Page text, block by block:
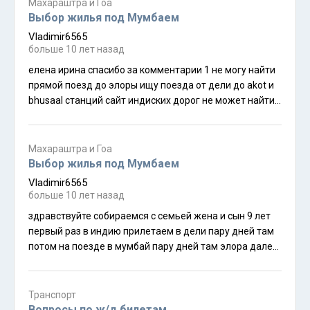
Махараштра и Гоа
Выбор жилья под Мумбаем
Vladimir6565
больше 10 лет назад
елена ирина спасибо за комментарии 1 не могу найти
прямой поезд до элоры ищу поезда от дели до akot и
bhusaal станций сайт индиских дорог не может найти
обыскался в интернете но не нашел сайт морских
пассажирских перевозок нашел только общую инфо
что ходят судна на воздушной подушке и катера из
мумбая до панаджи конкретики про паромы от
отправления прибытия стоиомсть может вы
подскажите где найти инфу 3 по жилью нас бы
устроила комната на троих с кухней и сан узлом как
подходит то есть нам нужен отель или апартаменты
Махараштра и Гоа
Выбор жилья под Мумбаем
Vladimir6565
больше 10 лет назад
здравствуйте собираемся с семьей жена и сын 9 лет
первый раз в индию прилетаем в дели пару дней там
потом на поезде в мумбай пару дней там элора далее
букинг ком в мумбае и поражаемся ценам от 6 тыс
рублей за сутки и выше можно ли найти чистенький
Транспорт